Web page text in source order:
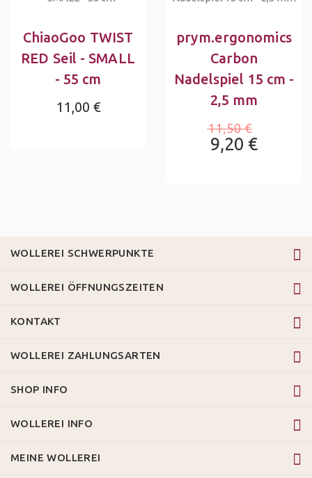
ChiaoGoo TWIST
RED Seil - SMALL
- 55 cm
11,00 €
prym.ergonomics
Carbon
Nadelspiel 15 cm -
2,5 mm
11,50 €
9,20 €
WOLLEREI SCHWERPUNKTE
WOLLEREI ÖFFNUNGSZEITEN
KONTAKT
WOLLEREI ZAHLUNGSARTEN
SHOP INFO
WOLLEREI INFO
MEINE WOLLEREI